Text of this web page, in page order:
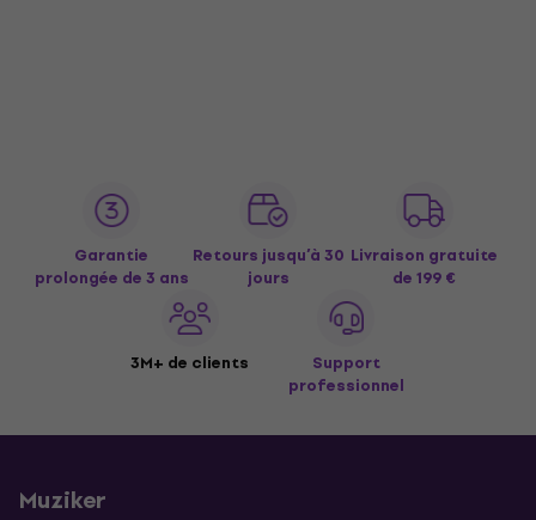
Garantie
prolongée de 3 ans
Retours jusqu’à 30
jours
Livraison gratuite
de 199 €
3M+ de clients
Support
professionnel
Muziker